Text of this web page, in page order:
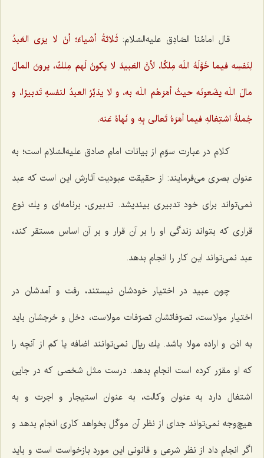
قال امامُنا الصّادِق عليه‌السّلام: ثَلاثةُ أشياءَ؛ أنْ لا يرَى العَبدُ
لِنَفسِه فيما خَوَّلَهُ اللَه مِلكًا، لأنَّ العَبيدَ لا يكونُ لَهم مِلكٌ، يرونَ المالَ
مالَ اللَه يضَعونَه حيثُ أمَرَهُم اللَه به، و لا يدَبِّرُ العبدُ لنفسهِ تَدبيرًا، و
جُملةُ اشتِغالهِ فيما أمَرَهُ تَعالى بِهِ و نَهاهُ عَنه.
كلام در عبارت سوّم از بیانات امام صادق علیه‌السّلام است؛ به
عنوان بصری می‌فرمایند: از حقیقت عبودیت آثارش این است كه عبد
نمی‌تواند برای خود تدبیری بیندیشد. تدبیری، برنامه‌ای و یك نوع
قراری كه بتواند زندگی او را بر آن قرار و بر آن اساس مستقر كند،
عبد نمی‌تواند این كار را انجام بدهد.
چون عبید در اختیار خودشان نیستند، رفت و آمدشان در
اختیار مولاست، تصرّفاتشان تصرّفات مولاست، دخل و خرجشان باید
به اذن و اراده مولا باشد. یك ریال نمی‌توانند اضافه یا كم از آنچه را
كه او مقرّر كرده است انجام بدهد. درست مثل شخصی كه در جایی
اشتغال دارد به عنوان وكالت، به عنوان استیجار و اجرت و به
هیچ‌وجه نمی‌تواند جدای از نظر آن موكّل بخواهد كاری انجام بدهد و
اگر انجام داد از نظر شرعی و قانونی این مورد بازخواست است و باید